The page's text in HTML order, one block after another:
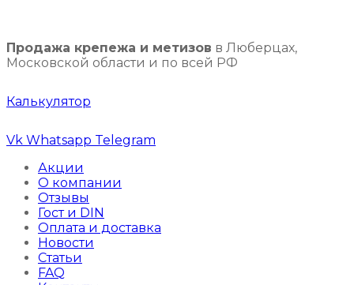
Продажа крепежа и метизов в Люберцах,
Московской области и по всей РФ
Калькулятор
Vk Whatsapp Telegram
Акции
О компании
Отзывы
Гост и DIN
Оплата и доставка
Новости
Статьи
FAQ